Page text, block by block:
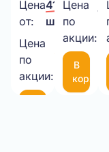
прозрачный
Цена
от:
41,00 ₽/
шт.
Цена
по
акции:
35,00 ₽/
рулоне
Цена
по
акции:
1
В
корзину